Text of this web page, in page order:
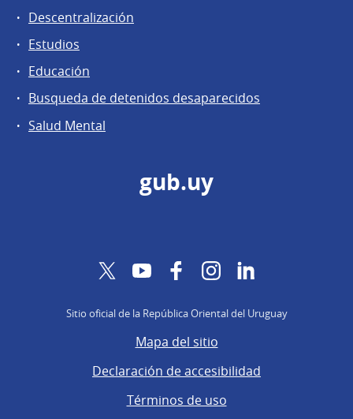
Descentralización
Estudios
Educación
Busqueda de detenidos desaparecidos
Salud Mental
gub.uy
TwitterYouTubeFacebookInstagram
Sitio oficial de la República Oriental del Uruguay
Mapa del sitio
Declaración de accesibilidad
Términos de uso